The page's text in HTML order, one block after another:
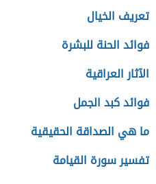
تعريف الخيال
فوائد الحنة للبشرة
الآثار العراقية
فوائد كبد الجمل
ما هي الصداقة الحقيقية
تفسير سورة القيامة